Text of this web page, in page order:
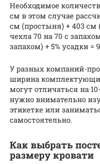
Необходимое
см в этом случае
см (простыня) + 403 см
чехла 70 на 70 с
запахом) + 5% усадки =
У разных компаний-
ширина
могут отличаться на
нужно внимательно
этикетке или
самостоятельно.
Как выбрать
размеру кровати